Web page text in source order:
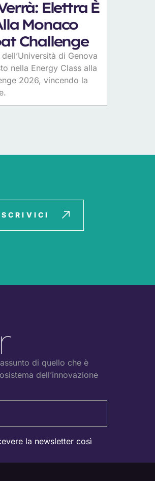
Elettra È
Monaco
Challenge
di Genova
nella Energy Class alla
2026, vincendo la
SCRIVICI
di quello che è
dell’innovazione
la newsletter così